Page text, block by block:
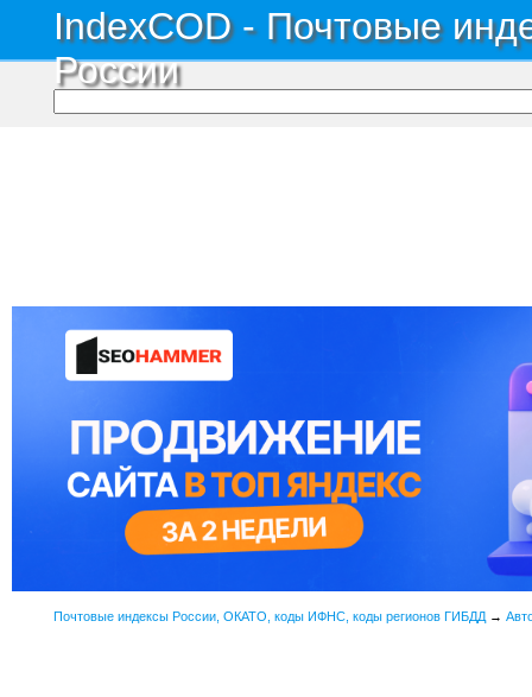
IndexCOD - Почтовые
России
Почтовые индексы России, ОКАТО, коды ИФНС, коды регионов ГИБДД →